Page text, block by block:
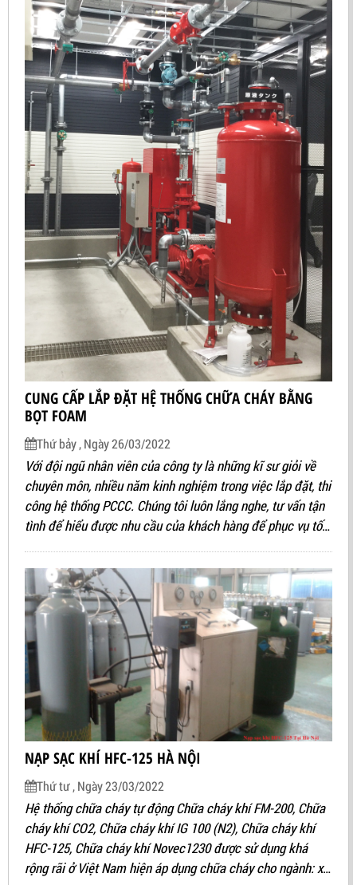
CUNG CẤP LẮP ĐẶT HỆ THỐNG CHỮA CHÁY BẰNG
BỌT FOAM
Thứ bảy , Ngày 26/03/2022
Với đội ngũ nhân viên của công ty là những kĩ sư giỏi về
chuyên môn, nhiều năm kinh nghiệm trong việc lắp đặt, thi
công hệ thống PCCC. Chúng tôi luôn lắng nghe, tư vấn tận
tình để hiểu được nhu cầu của khách hàng để phục vụ tốt
khách hàng khi có nhu cầu. Đảm bảo hoàn thành đúng hẹn
và mang đến cho khách hàng sản phẩm ưng ý nhất.
NẠP SẠC KHÍ HFC-125 HÀ NỘI
Thứ tư , Ngày 23/03/2022
Hệ thống chữa cháy tự độngChữa cháy khí FM-200, Chữa
cháy khí CO2, Chữa cháy khí IG 100 (N2), Chữa cháy khí
HFC-125, Chữa cháy khí Novec1230được sử dụng khá
rộng rãi ở Việt Nam hiện áp dụng chữa cháy cho ngành: xử